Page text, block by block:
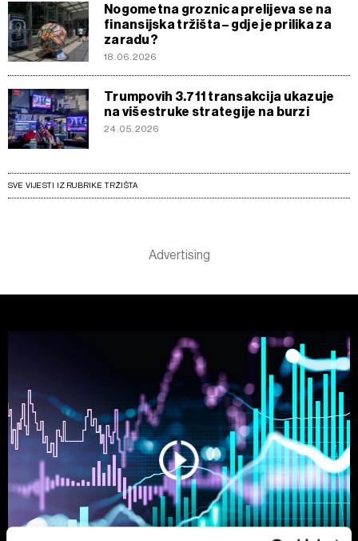
Nogometna groznica prelijeva se na
finansijska tržišta – gdje je prilika za
zaradu?
18.06.2026
Trumpovih 3.711 transakcija ukazuje
na višestruke strategije na burzi
24.05.2026
SVE VIJESTI IZ RUBRIKE TRŽIŠTA